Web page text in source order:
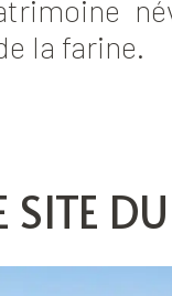
la farine.
SITE